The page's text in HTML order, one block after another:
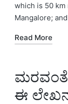
which is 50
Mangalore;
Read More
ಮರವಂತೆ
ಈ